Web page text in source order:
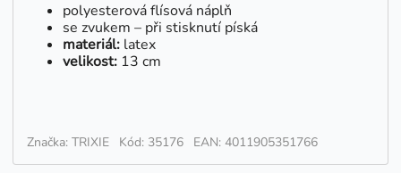
polyesterová flísová náplň
se zvukem – při stisknutí píská
materiál: latex
velikost: 13 cm
Značka: TRIXIE Kód: 35176 EAN: 4011905351766